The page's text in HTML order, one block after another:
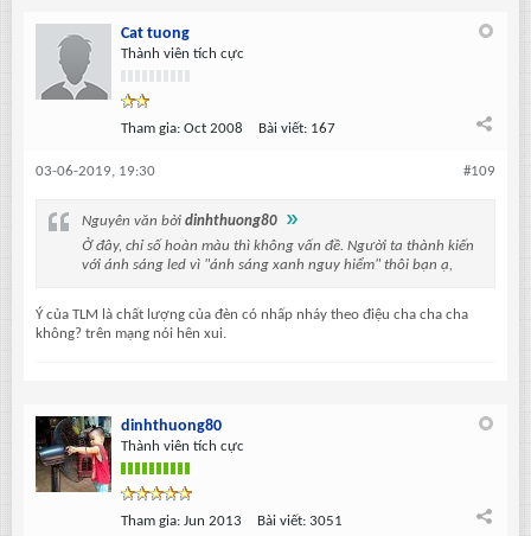
Cat tuong
Thành viên tích cực
Tham gia: Oct 2008 Bài viết: 167
#109
03-06-2019, 19:30
Nguyên văn bởi dinhthuong80
Ở đây, chỉ số hoàn màu thì không vấn đề. Người ta thành kiến
với ánh sáng led vì "ánh sáng xanh nguy hiểm" thôi bạn ạ,
Ý của TLM là chất lượng của đèn có nhấp nháy theo điệu cha cha cha
không? trên mạng nói hên xui.
dinhthuong80
Thành viên tích cực
Tham gia: Jun 2013 Bài viết: 3051